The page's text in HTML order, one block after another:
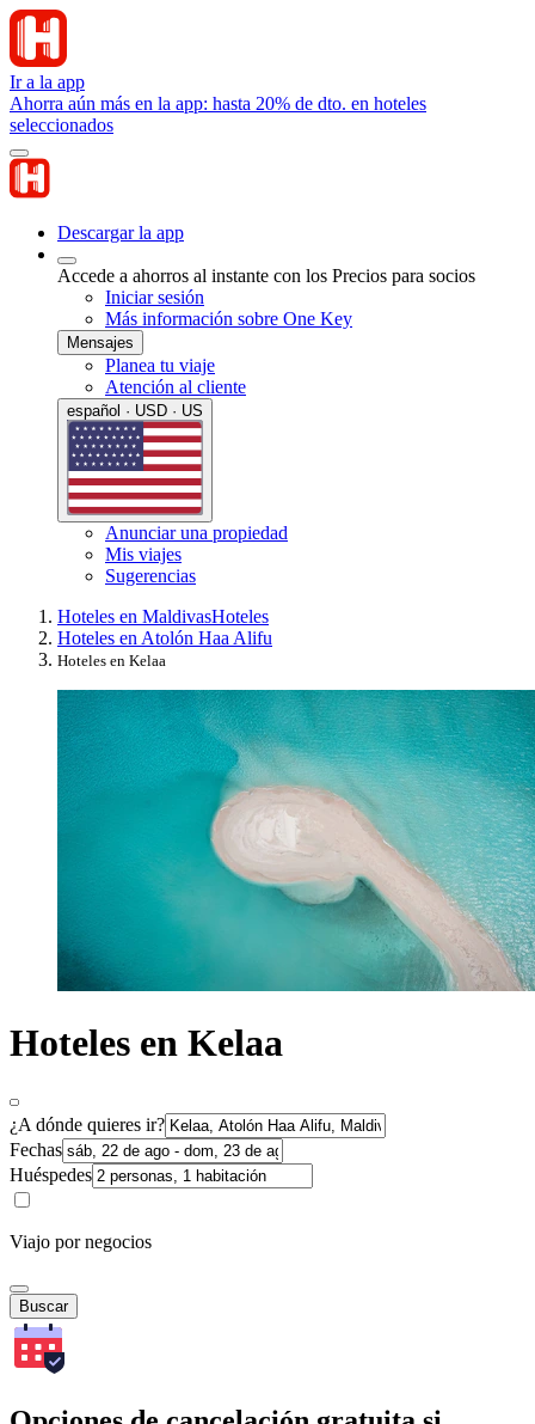
Ir a la app
Ahorra aún más en la app: hasta 20% de dto. en hoteles
seleccionados
Descargar la app
Accede a ahorros al instante con los Precios para socios
Iniciar sesión
Más información sobre One Key
Mensajes
Planea tu viaje
Atención al cliente
español · USD · US
Anunciar una propiedad
Mis viajes
Sugerencias
Hoteles en MaldivasHoteles
Hoteles en Atolón Haa Alifu
Hoteles en Kelaa
Hoteles en Kelaa
¿A dónde quieres ir?
Fechas
Huéspedes
Viajo por negocios
Buscar